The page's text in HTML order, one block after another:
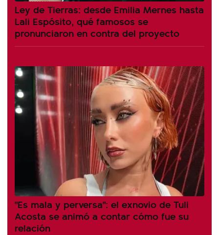
Ley de Tierras: desde Emilia Mernes hasta
Lali Espósito, qué famosos se
pronunciaron en contra del proyecto
"Es mala y perversa": el exnovio de Tuli
Acosta se animó a contar cómo fue su
relación